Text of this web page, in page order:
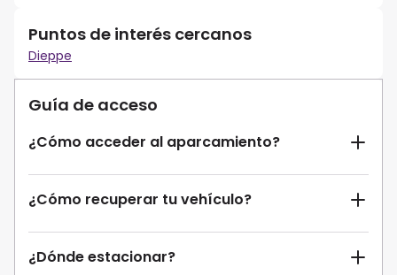
Puntos de interés cercanos
Dieppe
Guía de acceso
¿Cómo acceder al aparcamiento?
¿Cómo recuperar tu vehículo?
¿Dónde estacionar?